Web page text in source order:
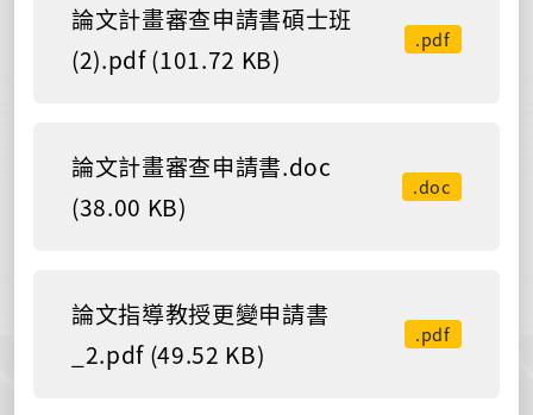
論文計畫審查申請書碩士班
(2).pdf (101.72 KB)
.pdf
論文計畫審查申請書.doc
(38.00 KB)
.doc
論文指導教授更變申請書
_2.pdf (49.52 KB)
.pdf